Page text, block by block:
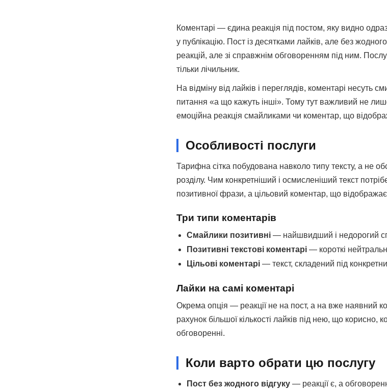
Коментарі — єдина реакція під постом, яку видно
у публікацію. Пост із десятками лайків, але без
реакцій, але зі справжнім обговоренням під ним.
тільки лічильник.
На відміну від лайків і переглядів, коментарі несуть
питання «а що кажуть інші». Тому тут важливий не
емоційна реакція смайликами чи коментар, що
Особливості послуги
Тарифна сітка побудована навколо типу тексту, а не
розділу. Чим конкретніший і осмисленіший текст
позитивної фрази, а цільовий коментар, що відображає
Три типи коментарів
Смайлики позитивні — найшвидший і недорогий
Позитивні текстові коментарі — короткі
Цільові коментарі — текст, складений під
Лайки на самі коментарі
Окрема опція — реакції не на пост, а на вже наявний
рахунок більшої кількості лайків під нею, що
обговоренні.
Коли варто обрати цю послугу
Пост без жодного відгуку — реакції є, а